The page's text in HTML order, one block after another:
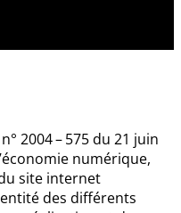
2004 – 575 du 21 juin
numérique,
site internet
des différents